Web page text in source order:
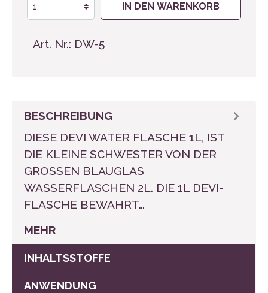
IN DEN WARENKORB
Art. Nr.: DW-5
BESCHREIBUNG
DIESE DEVI WATER FLASCHE 1L, IST
DIE KLEINE SCHWESTER VON DER
GROSSEN BLAUGLAS W
ASSERFLASCHEN 2L. DIE 1L DEVI-F
LASCHE BEWAHRT…
MEHR
ANWENDUNG
INHALTSSTOFFE